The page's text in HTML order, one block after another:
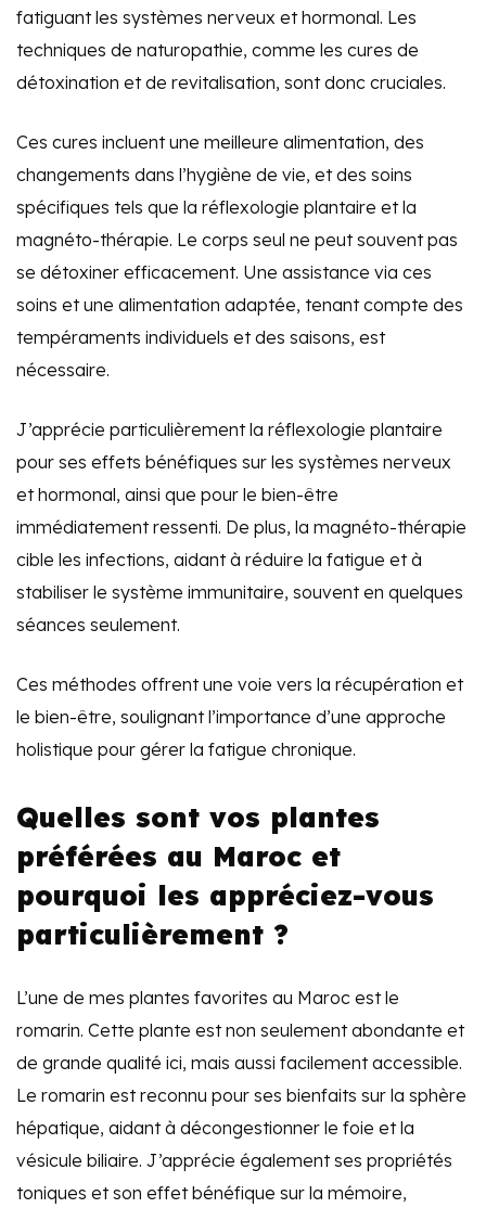
fatiguant les systèmes nerveux et hormonal. Les
techniques de naturopathie, comme les cures de
détoxination et de revitalisation, sont donc cruciales.
Ces cures incluent une meilleure alimentation, des
changements dans l’hygiène de vie, et des soins
spécifiques tels que la réflexologie plantaire et la
magnéto-thérapie. Le corps seul ne peut souvent pas
se détoxiner efficacement. Une assistance via ces
soins et une alimentation adaptée, tenant compte des
tempéraments individuels et des saisons, est
nécessaire.
J’apprécie particulièrement la réflexologie plantaire
pour ses effets bénéfiques sur les systèmes nerveux
et hormonal, ainsi que pour le bien-être
immédiatement ressenti. De plus, la magnéto-thérapie
cible les infections, aidant à réduire la fatigue et à
stabiliser le système immunitaire, souvent en quelques
séances seulement.
Ces méthodes offrent une voie vers la récupération et
le bien-être, soulignant l’importance d’une approche
holistique pour gérer la fatigue chronique.
Quelles sont vos plantes
préférées au Maroc et
pourquoi les appréciez-vous
particulièrement ?
L’une de mes plantes favorites au Maroc est le
romarin. Cette plante est non seulement abondante et
de grande qualité ici, mais aussi facilement accessible.
Le romarin est reconnu pour ses bienfaits sur la sphère
hépatique, aidant à décongestionner le foie et la
vésicule biliaire. J’apprécie également ses propriétés
toniques et son effet bénéfique sur la mémoire,